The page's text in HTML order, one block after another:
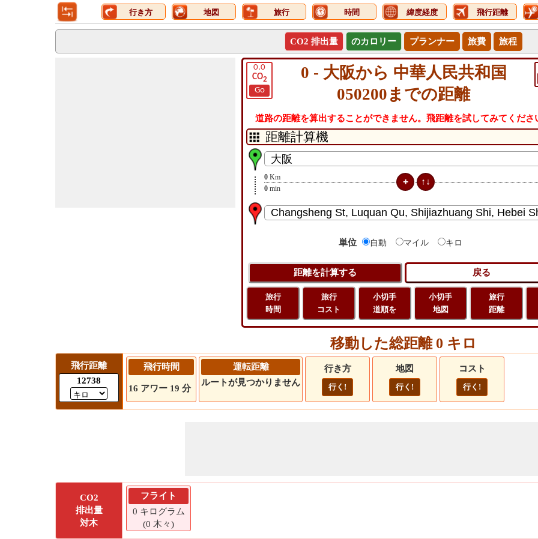
行き方 地図 旅行 時間 緯度経度 飛行距離
CO2 排出量 のカロリー プランナー 旅費 旅程
0.0
CO2
Go
0 - 大阪から 中華人民共和国
050200までの距離
道路の距離を算出することができません。飛距離を試してみてくださ
0 Km
0 min
単位 自動 マイル キロ
旅行
時間
旅行
コスト
小切手
道順を
小切手
地図
旅行
距離
移動した総距離 0 キロ
飛行距離
12738
飛行時間
16 アワー 19 分
運転距離
ルートが見つかりません
行き方
行く!
地図
行く!
コスト
行く!
CO2
排出量
対木
フライト
0 キログラム
(0 木々)